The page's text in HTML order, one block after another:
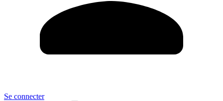
Se connecter